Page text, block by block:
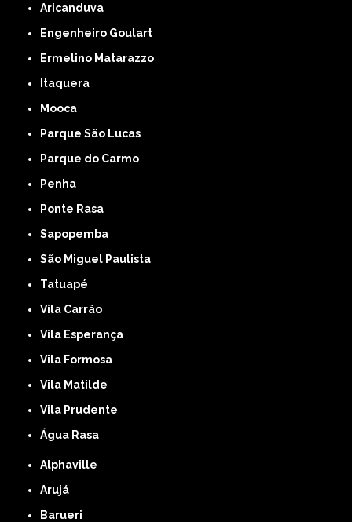
Aricanduva
Engenheiro Goulart
Ermelino Matarazzo
Itaquera
Mooca
Parque São Lucas
Parque do Carmo
Penha
Ponte Rasa
Sapopemba
São Miguel Paulista
Tatuapé
Vila Carrão
Vila Esperança
Vila Formosa
Vila Matilde
Vila Prudente
Água Rasa
Alphaville
Arujá
Barueri